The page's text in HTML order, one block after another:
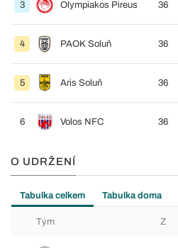
3 Olympiakos Pireus 36
4 PAOK Soluň 36
5 Aris Soluň 36
6 Volos NFC 36
O UDRŽENÍ
Tabulka celkem Tabulka doma
Tým Z